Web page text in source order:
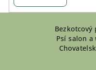
Psí salon a